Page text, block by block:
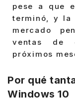
pese a que
terminó, y la
mercado
ventas de
próximos
Por qué
Windows 10